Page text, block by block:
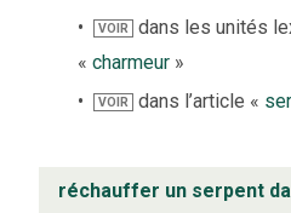
VOIR
dans les unités
« charmeur »
VOIR dans l’article «
réchauffer un serpent